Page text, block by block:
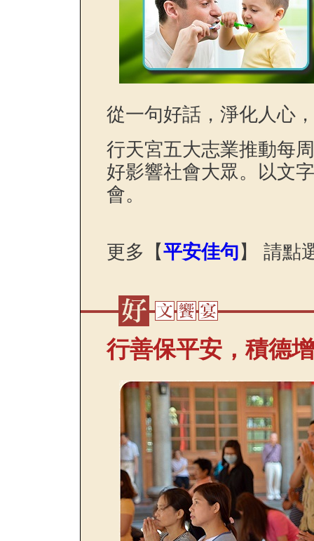
從一句好話，淨化人心
行天宮五大志業推動每
好影響社會大眾。以文
會。
更多【平安佳句 】 請點
行善保平安，積德